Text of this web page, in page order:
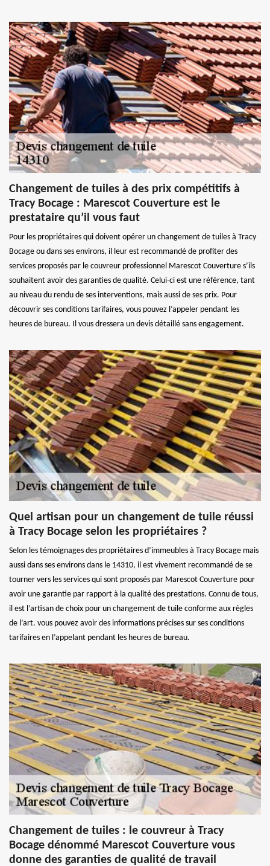
Changement de tuiles à des prix compétitifs à
Tracy Bocage : Marescot Couverture est le
prestataire qu’il vous faut
Pour les propriétaires qui doivent opérer un changement de tuiles à Tracy
Bocage ou dans ses environs, il leur est recommandé de profiter des
services proposés par le couvreur professionnel Marescot Couverture s’ils
souhaitent avoir des garanties de qualité. Celui-ci est une référence, tant
au niveau du rendu de ses interventions, mais aussi de ses prix. Pour
découvrir ses conditions tarifaires, vous pouvez l’appeler pendant les
heures de bureau. Il vous dressera un devis détaillé sans engagement.
Quel artisan pour un changement de tuile réussi
à Tracy Bocage selon les propriétaires ?
Selon les témoignages des propriétaires d’immeubles à Tracy Bocage mais
aussi dans ses environs dans le 14310, il est vivement recommandé de se
tourner vers les services qui sont proposés par Marescot Couverture pour
avoir une garantie par rapport à la qualité des prestations. Connu de tous,
il est l’artisan de choix pour un changement de tuile conforme aux règles
de l’art. vous pouvez avoir des informations précises sur ses conditions
tarifaires en l’appelant pendant les heures de bureau.
Changement de tuiles : le couvreur à Tracy
Bocage dénommé Marescot Couverture vous
donne des garanties de qualité de travail